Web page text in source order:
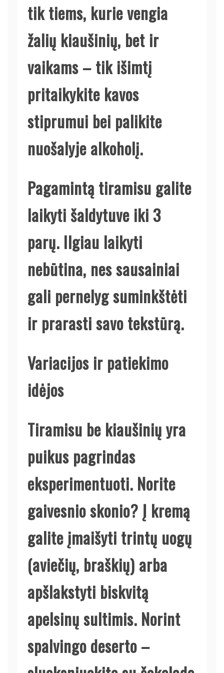
tik tiems, kurie vengia
žalių kiaušinių, bet ir
vaikams – tik išimtį
pritaikykite kavos
stiprumui bei palikite
nuošalyje alkoholį.
Pagamintą tiramisu galite
laikyti šaldytuve iki 3
parų. Ilgiau laikyti
nebūtina, nes sausainiai
gali pernelyg suminkštėti
ir prarasti savo tekstūrą.
Variacijos ir patiekimo
idėjos
Tiramisu be kiaušinių yra
puikus pagrindas
eksperimentuoti. Norite
gaivesnio skonio? Į kremą
galite įmaišyti trintų uogų
(aviečių, braškių) arba
apšlakstyti biskvitą
apelsinų sultimis. Norint
spalvingo deserto –